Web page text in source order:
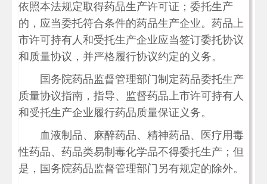
依照本法规定取得药品生产许可证；委托生产
的，应当委托符合条件的药品生产企业。药品上
市许可持有人和受托生产企业应当签订委托协议
和质量协议，并严格履行协议约定的义务。
国务院药品监督管理部门制定药品委托生产
质量协议指南，指导、监督药品上市许可持有人
和受托生产企业履行药品质量保证义务。
血液制品、麻醉药品、精神药品、医疗用毒
性药品、药品类易制毒化学品不得委托生产；但
是，国务院药品监督管理部门另有规定的除外。